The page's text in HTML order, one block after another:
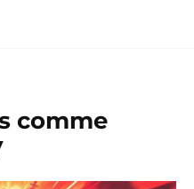
comme